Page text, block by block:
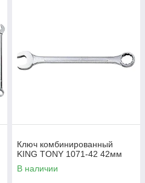
Ключ комбинированный
KING TONY 1071-42 42мм
В наличии